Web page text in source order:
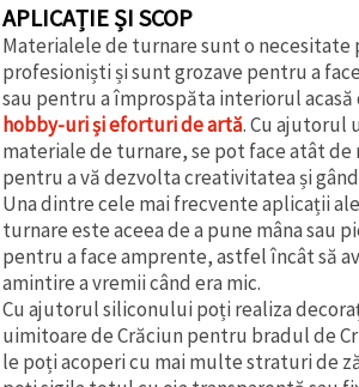
APLICAȚIE ȘI SCOP
Materialele de turnare sunt o
profesioniști și sunt grozave pentru a
sau pentru a împrospăta interiorul
hobby-uri și eforturi de artă. Cu ajutorul
materiale de turnare, se pot face atât
pentru a vă dezvolta creativitatea și
Una dintre cele mai frecvente aplicații
turnare este aceea de a pune mâna sau
pentru a face amprente, astfel încât să
amintire a vremii când era mic.
Cu ajutorul siliconului poți realiza
uimitoare de Crăciun pentru bradul de
le poți acoperi cu mai multe straturi de